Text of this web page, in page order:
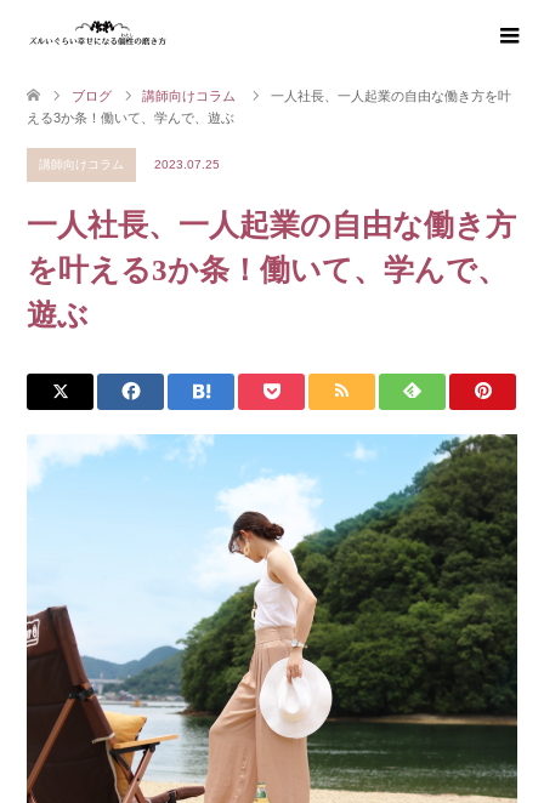
ブログ 講師向けコラム
一人社長、一人起業の自由な働き方を叶
える3か条！働いて、学んで、遊ぶ
講師向けコラム 2023.07.25
一人社長、一人起業の自由な働き方
を叶える3か条！働いて、学んで、
遊ぶ